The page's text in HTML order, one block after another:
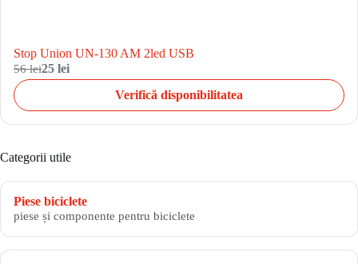
Stop Union UN-130 AM 2led USB
56 lei25 lei
Verifică disponibilitatea
Categorii utile
Piese biciclete
piese și componente pentru biciclete